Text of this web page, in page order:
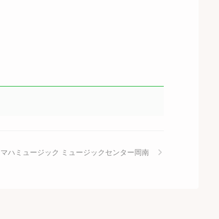
ハミュージック ミュージックセンター岡南